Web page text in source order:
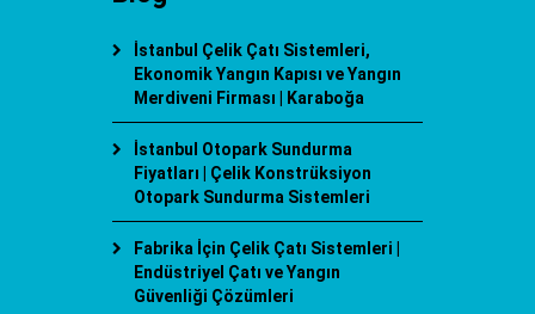
İstanbul Çelik Çatı Sistemleri,
Ekonomik Yangın Kapısı ve Yangın
Merdiveni Firması | Karaboğa
İstanbul Otopark Sundurma
Fiyatları | Çelik Konstrüksiyon
Otopark Sundurma Sistemleri
Fabrika İçin Çelik Çatı Sistemleri |
Endüstriyel Çatı ve Yangın
Güvenliği Çözümleri